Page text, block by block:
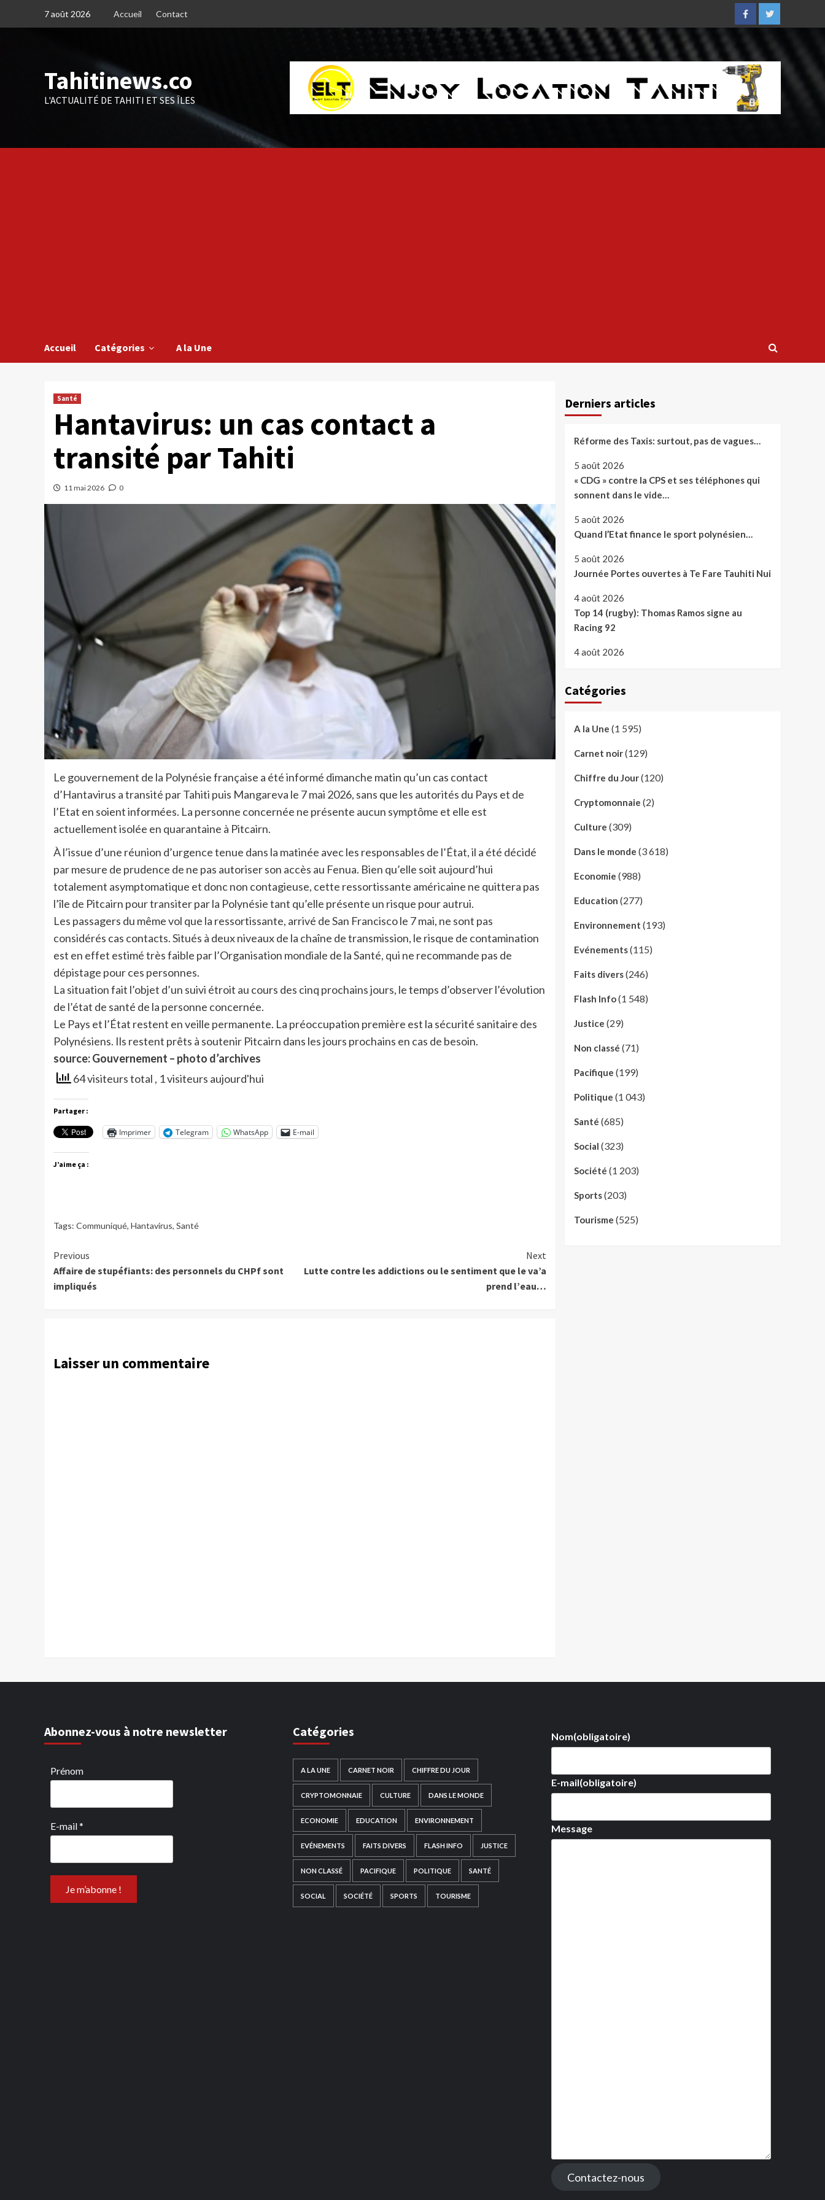
7 août 2026 Accueil Contact
FacebookTwitter
Tahitinews.co
L'ACTUALITÉ DE TAHITI ET SES ÎLES
Accueil Catégories A la Une
Santé
Hantavirus: un cas contact a
transité par Tahiti
11 mai 2026 0
Le gouvernement de la Polynésie française a été informé dimanche matin qu’un cas contact
d’Hantavirus a transité par Tahiti puis Mangareva le 7 mai 2026, sans que les autorités du Pays et de
l’Etat en soient informées. La personne concernée ne présente aucun symptôme et elle est
actuellement isolée en quarantaine à Pitcairn.
À l’issue d’une réunion d’urgence tenue dans la matinée avec les responsables de l’État, il a été décidé
par mesure de prudence de ne pas autoriser son accès au Fenua. Bien qu’elle soit aujourd’hui
totalement asymptomatique et donc non contagieuse, cette ressortissante américaine ne quittera pas
l’île de Pitcairn pour transiter par la Polynésie tant qu’elle présente un risque pour autrui.
Les passagers du même vol que la ressortissante, arrivé de San Francisco le 7 mai, ne sont pas
considérés cas contacts. Situés à deux niveaux de la chaîne de transmission, le risque de contamination
est en effet estimé très faible par l’Organisation mondiale de la Santé, qui ne recommande pas de
dépistage pour ces personnes.
La situation fait l’objet d’un suivi étroit au cours des cinq prochains jours, le temps d’observer l’évolution
de l’état de santé de la personne concernée.
Le Pays et l’État restent en veille permanente. La préoccupation première est la sécurité sanitaire des
Polynésiens. Ils restent prêts à soutenir Pitcairn dans les jours prochains en cas de besoin.
source: Gouvernement – photo d’archives
64 visiteurs total , 1 visiteurs aujourd'hui
Partager :
Imprimer Telegram WhatsApp E-mail
J’aime ça :
Tags: Communiqué, Hantavirus, Santé
Continue
Reading
Previous
Affaire de stupéfiants: des personnels du CHPf sont
impliqués
Next
Lutte contre les addictions ou le sentiment que le va’a
prend l’eau…
Laisser un commentaire
Derniers articles
Réforme des Taxis: surtout, pas de vagues…
5 août 2026
« CDG » contre la CPS et ses téléphones qui
sonnent dans le vide…
5 août 2026
Quand l’Etat finance le sport polynésien…
5 août 2026
Journée Portes ouvertes à Te Fare Tauhiti Nui
4 août 2026
Top 14 (rugby): Thomas Ramos signe au
Racing 92
4 août 2026
Catégories
A la Une (1 595)
Carnet noir(129)
Chiffre du Jour(120)
Cryptomonnaie (2)
Culture (309)
Dans le monde (3 618)
Economie (988)
Education (277)
Environnement (193)
Evénements(115)
Faits divers(246)
Flash Info(1 548)
Justice (29)
Non classé (71)
Pacifique (199)
Politique (1 043)
Santé (685)
Social (323)
Société (1 203)
Sports(203)
Tourisme (525)
Abonnez-vous à notre newsletter
Prénom
E-mail*
Catégories
A LA UNE CARNET NOIR CHIFFRE DU JOUR
CRYPTOMONNAIE CULTURE DANS LE MONDE
ECONOMIE EDUCATION ENVIRONNEMENT
EVÉNEMENTS FAITS DIVERS FLASH INFO JUSTICE
NON CLASSÉ PACIFIQUE POLITIQUE SANTÉ
SOCIAL SOCIÉTÉ SPORTS TOURISME
Nom(obligatoire)
E-mail(obligatoire)
Message
Contactez-nous